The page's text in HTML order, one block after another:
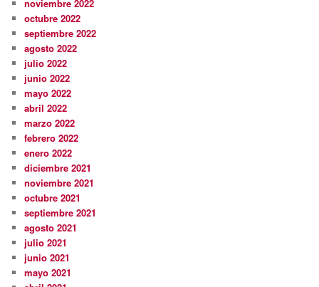
noviembre 2022
octubre 2022
septiembre 2022
agosto 2022
julio 2022
junio 2022
mayo 2022
abril 2022
marzo 2022
febrero 2022
enero 2022
diciembre 2021
noviembre 2021
octubre 2021
septiembre 2021
agosto 2021
julio 2021
junio 2021
mayo 2021